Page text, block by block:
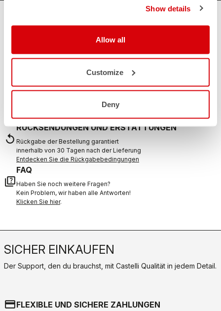
Show details
Allow all
Customize
Deny
Wenn Sie Zweifel haben oder Unterstützung brauchen, keine
KONTAKT
Kontaktieren Sie unseren Kundenservice
Klicken Sie hier.
replay
RÜCKSENDUNGEN UND ERSTATTUNGEN
Rückgabe der Bestellung garantiert
innerhalb von 30 Tagen nach der Lieferung
Entdecken Sie die Rückgabebedingungen
quiz
FAQ
Haben Sie noch weitere Fragen?
Kein Problem, wir haben alle Antworten!
Klicken Sie hier.
SICHER EINKAUFEN
Der Support, den du brauchst, mit Castelli Qualität in jedem Detail.
credit_cardFLEXIBLE UND SICHERE ZAHLUNGEN